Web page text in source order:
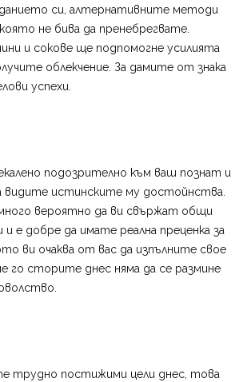
си, алтернативните методи
не бива да пренебрегвате.
и сокове ще подпомогне усилията
облекчение. За дамите от знака
успехи.
подозрително към ваш познат и
видите истинските му достойнства.
вероятно да ви свържат общи
и е добре да имате реална преценка за
ви очаква от вас да изпълните свое
го сторите днес няма да се размине
трудно постижими цели днес, това